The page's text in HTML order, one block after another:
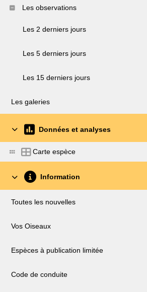
Les observations
Les 2 derniers jours
Les 5 derniers jours
Les 15 derniers jours
Les galeries
Données et analyses
Carte espèce
Information
Toutes les nouvelles
Vos Oiseaux
Espèces à publication limitée
Code de conduite